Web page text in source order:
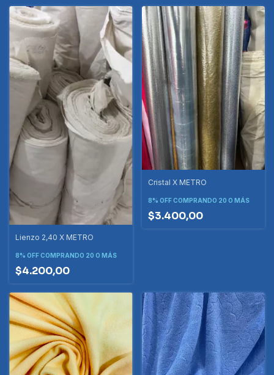
Lienzo 2,40 X METRO
8% OFFCOMPRANDO 20 O MÁS
$4.200,00
Cristal X METRO
8% OFF COMPRANDO 20 O MÁS
$3.400,00